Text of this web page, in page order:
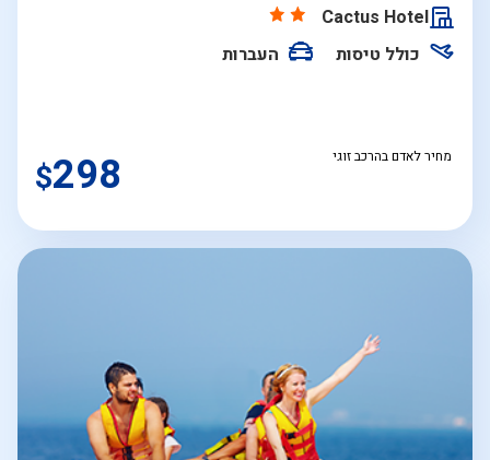
Cactus Hotel
כולל טיסות
העברות
מחיר לאדם בהרכב זוגי $298